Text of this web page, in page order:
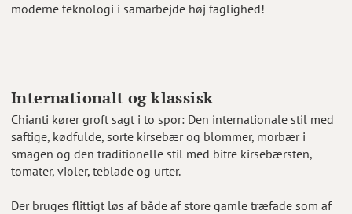
moderne teknologi i samarbejde høj faglighed!
Internationalt og klassisk
Chianti kører groft sagt i to spor: Den internationale stil med
saftige, kødfulde, sorte kirsebær og blommer, morbær i
smagen og den traditionelle stil med bitre kirsebærsten,
tomater, violer, teblade og urter.
Der bruges flittigt løs af både af store gamle træfade som af